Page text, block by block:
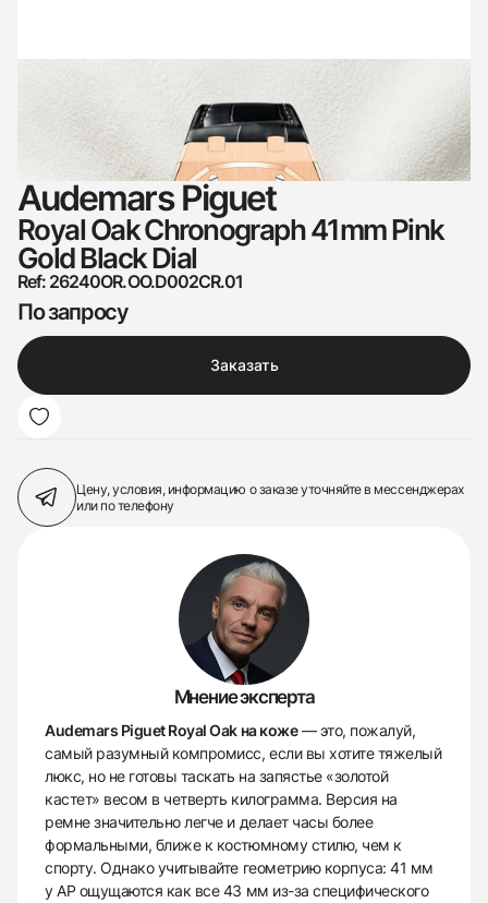
Audemars Piguet
Royal Oak Chronograph 41mm Pink
Gold Black Dial
Ref: 26240OR.OO.D002CR.01
По запросу
Заказать
Цену, условия, информацию о заказеуточняйте в мессенджерах
или по телефону
Мнение эксперта
Audemars Piguet Royal Oak на коже— это, пожалуй,
самый разумный компромисс, если вы хотите тяжелый
люкс, но не готовы таскать на запястье «золотой
кастет» весом в четверть килограмма. Версия на
ремне значительно легче и делает часы более
формальными, ближе к костюмному стилю, чем к
спорту. Однако учитывайте геометрию корпуса: 41 мм
у AP ощущаются как все 43 мм из-за специфического